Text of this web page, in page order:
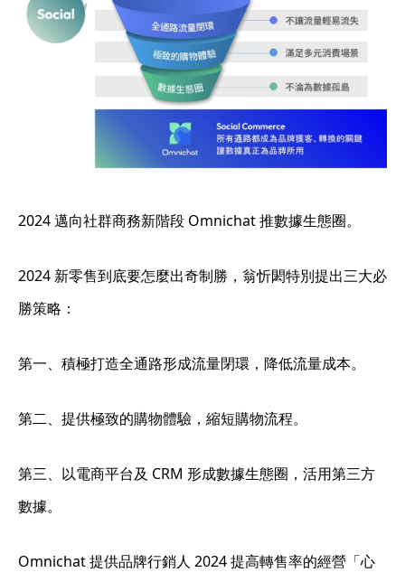
2024 邁向社群商務新階段 Omnichat 推數據生態圈。
2024 新零售到底要怎麼出奇制勝，翁忻閎特別提出三大必
勝策略：
第一、積極打造全通路形成流量閉環，降低流量成本。
第二、提供極致的購物體驗，縮短購物流程。
第三、以電商平台及 CRM 形成數據生態圈，活用第三方
數據。
Omnichat 提供品牌行銷人 2024 提高轉售率的經營「心